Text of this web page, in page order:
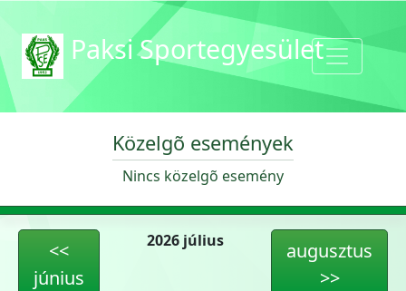
Paksi Sportegyesület
Közelgõ események
Nincs közelgõ esemény
<<
június
2026 július
augusztus
>>